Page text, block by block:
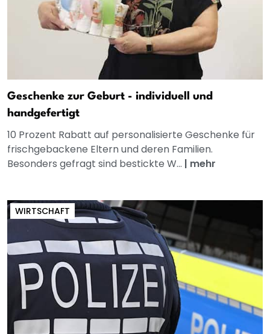
Geschenke zur Geburt - individuell und
handgefertigt
10 Prozent Rabatt auf personalisierte Geschenke für
frischgebackene Eltern und deren Familien.
Besonders gefragt sind bestickte W... | mehr
WIRTSCHAFT